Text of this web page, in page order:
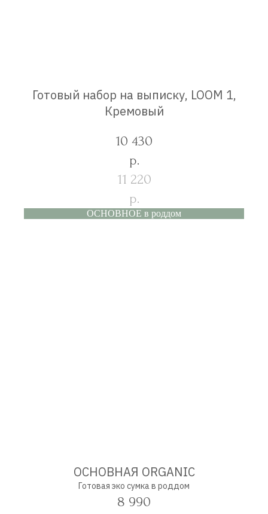
Готовый набор на выписку, LOOM 1,
Кремовый
10 430
р.
11 220
р.
ОСНОВНОЕ в роддом
ОСНОВНАЯ ORGANIC
Готовая эко сумка в роддом
8 990